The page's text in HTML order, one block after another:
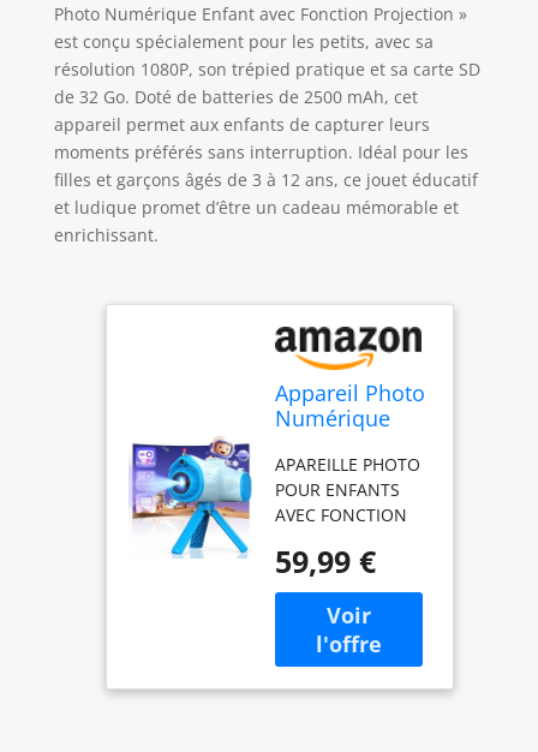
Photo Numérique Enfant avec Fonction Projection »
est conçu spécialement pour les petits, avec sa
résolution 1080P, son trépied pratique et sa carte SD
de 32 Go. Doté de batteries de 2500 mAh, cet
appareil permet aux enfants de capturer leurs
moments préférés sans interruption. Idéal pour les
filles et garçons âgés de 3 à 12 ans, ce jouet éducatif
et ludique promet d’être un cadeau mémorable et
enrichissant.
Appareil Photo
Numérique
Fonction
Projection,
1080P Appareil
Photo Enfant
avec
Trépied,Carte
32G,Batteries
2500 mAh,
Jouet Appareil
APAREILLE PHOTO
POUR ENFANTS
AVEC FONCTION
:Cet appareils
photos
numériques pour
enfants
récemment
amélioré est doté
59,99 €